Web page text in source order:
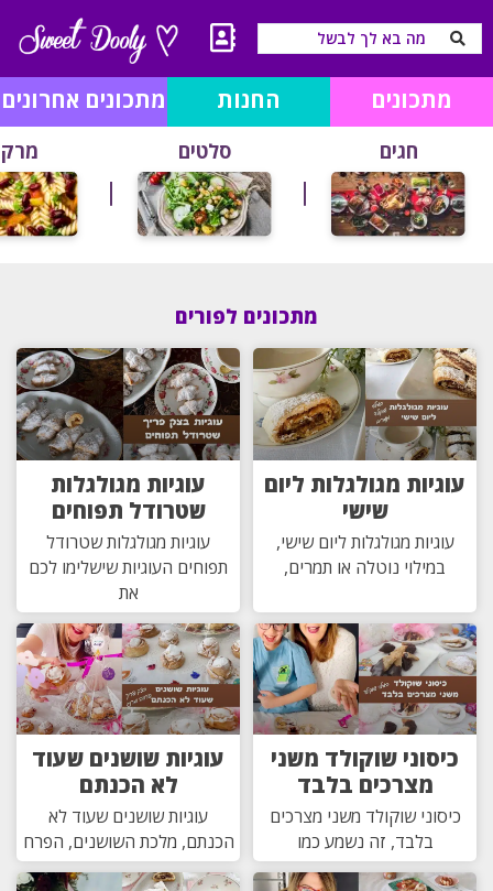
מתכונים החנות מתכונים אחרונים
חגים סלטים
מתכונים לפורים
עוגיות מגולגלות ליום
שישי
עוגיות מגולגלות ליום שישי,
במילוי נוטלה או תמרים,
עוגיות מגולגלות
שטרודל תפוחים
עוגיות מגולגלות שטרודל
תפוחים העוגיות שישלימו לכם
את
כיסוני שוקולד משני
מצרכים בלבד
כיסוני שוקולד משני מצרכים
בלבד, זה נשמע כמו
עוגיות שושנים שעוד
לא הכנתם
עוגיות שושנים שעוד לא
הכנתם, מלכת השושנים, הפרח